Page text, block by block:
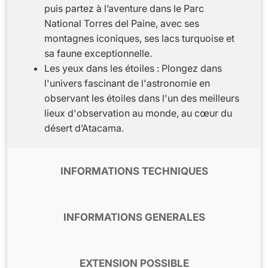
puis partez à l’aventure dans le Parc
National Torres del Paine, avec ses
montagnes iconiques, ses lacs turquoise et
sa faune exceptionnelle.
Les yeux dans les étoiles : Plongez dans
l'univers fascinant de l'astronomie en
observant les étoiles dans l'un des meilleurs
lieux d'observation au monde, au cœur du
désert d’Atacama.
INFORMATIONS TECHNIQUES
horaires de la compagnie aérienne LATAM
INFORMATIONS GENERALES
le passeport doit être valable au moins six
EXTENSION POSSIBLE